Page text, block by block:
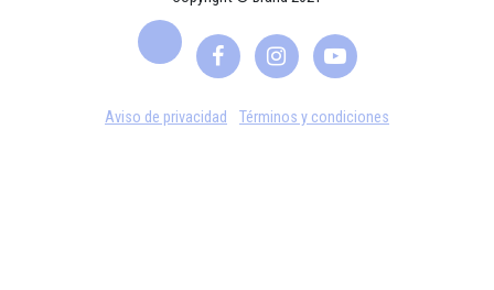
Aviso de privacidad Términos y condiciones